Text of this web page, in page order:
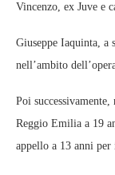
Vincenzo, ex Juve e
Giuseppe Iaquinta, a
nell’ambito
Poi
Reggio Emilia a 19
appello a 13 anni